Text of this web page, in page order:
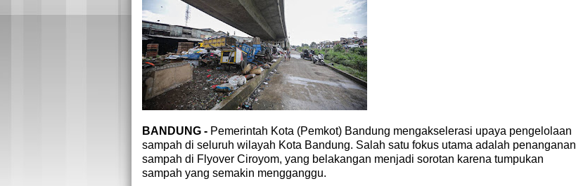
BANDUNG - Pemerintah Kota (Pemkot) Bandung mengakselerasi upaya pengelolaan
sampah di seluruh wilayah Kota Bandung. Salah satu fokus utama adalah penanganan
sampah di Flyover Ciroyom, yang belakangan menjadi sorotan karena tumpukan
sampah yang semakin mengganggu.